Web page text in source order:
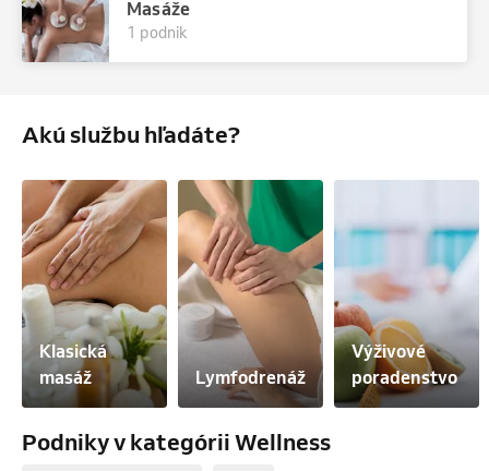
Masáže
1 podnik
Akú službu hľadáte?
Klasická
masáž
Lymfodrenáž
Výživové
poradenstvo
Podniky v kategórii Wellness